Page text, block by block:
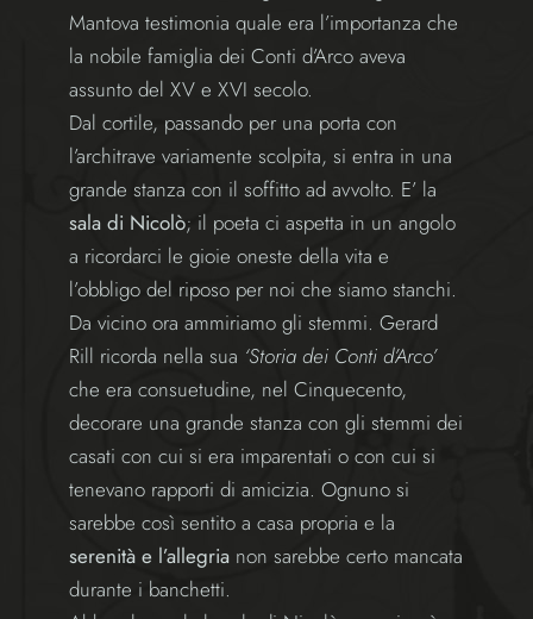
Mantova testimonia quale era l’importanza che
la nobile famiglia dei Conti d’Arco aveva
assunto del XV e XVI secolo.
Dal cortile, passando per una porta con
l’architrave variamente scolpita, si entra in una
grande stanza con il soffitto ad avvolto. E’ la
sala di Nicolò; il poeta ci aspetta in un angolo
a ricordarci le gioie oneste della vita e
l’obbligo del riposo per noi che siamo stanchi.
Da vicino ora ammiriamo gli stemmi. Gerard
Rill ricorda nella sua ‘Storia dei Conti d’Arco’
che era consuetudine, nel Cinquecento,
decorare una grande stanza con gli stemmi dei
casati con cui si era imparentati o con cui si
tenevano rapporti di amicizia. Ognuno si
sarebbe così sentito a casa propria e la
serenità e l’allegria non sarebbe certo mancata
durante i banchetti.